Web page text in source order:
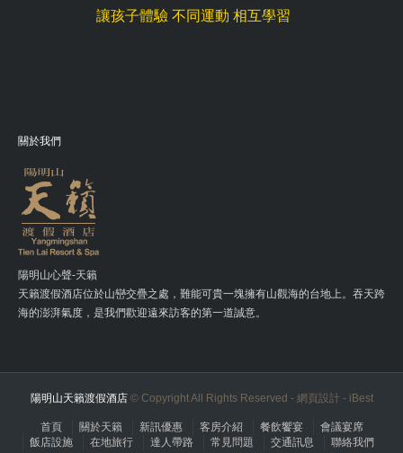
讓孩子體驗 不同運動 相互學習
關於我們
陽明山心聲-天籟
天籟渡假酒店位於山巒交疊之處，難能可貴一塊擁有山觀海的台地上。吞天跨
海的澎湃氣度，是我們歡迎遠來訪客的第一道誠意。
陽明山天籟渡假酒店© Copyright All Rights Reserved - 網頁設計- iBest
首頁 關於天籟 新訊優惠 客房介紹 餐飲饗宴
會議宴席
飯店設施
在地旅行 達人帶路 常見問題 交通訊息 聯絡我們